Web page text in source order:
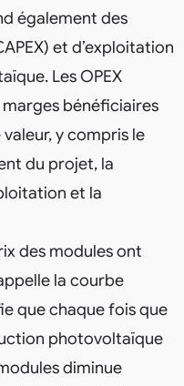
également des
et d’exploitation
Les OPEX
bénéficiaires
valeur, y compris le
du projet, la
et la
des modules ont
la courbe
que chaque fois que
photovoltaïque
diminue